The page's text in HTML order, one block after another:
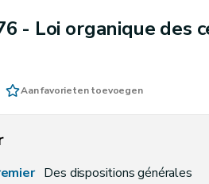
- Loi organique des
Aan favorieten toevoegen
Des dispositions générales